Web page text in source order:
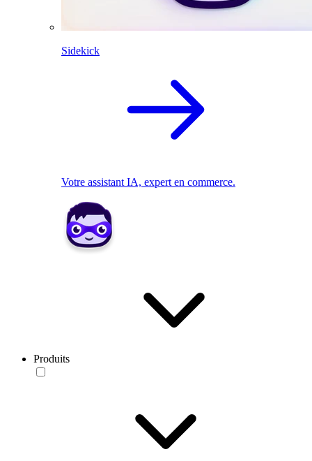
Sidekick
Votre assistant IA, expert en commerce.
Produits